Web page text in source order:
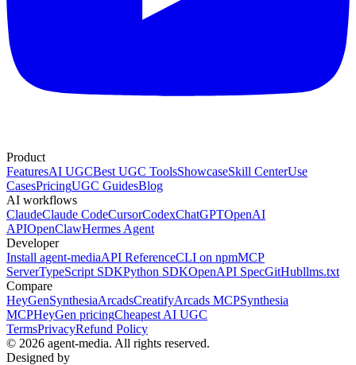
Product
FeaturesAI UGCBest UGC ToolsShowcaseSkill CenterUse
CasesPricingUGC GuidesBlog
AI workflows
ClaudeClaude CodeCursorCodexChatGPTOpenAI
APIOpenClawHermes Agent
Developer
Install agent-mediaAPI ReferenceCLI on npmMCP
ServerTypeScript SDKPython SDKOpenAPI SpecGitHubllms.txt
Compare
HeyGenSynthesiaArcadsCreatifyArcads MCPSynthesia
MCPHeyGen pricingCheapest AI UGC
TermsPrivacyRefund Policy
© 2026 agent-media. All rights reserved.
Designed by